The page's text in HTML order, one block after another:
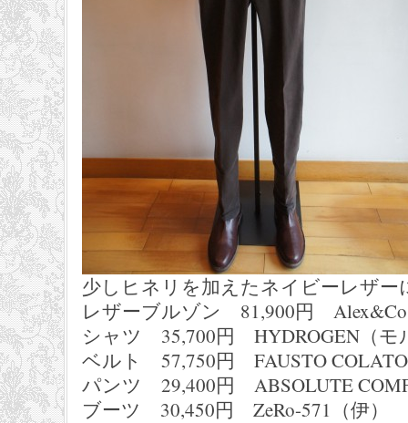
少しヒネリを加えたネイビーレザ
レザーブルゾン 81,900円
シャツ 35,700円 HYDROGEN（モ
ベルト 57,750円 FAUSTO
パンツ 29,400円 ABSOLUTE
ブーツ 30,450円 ZeRo-571（伊）